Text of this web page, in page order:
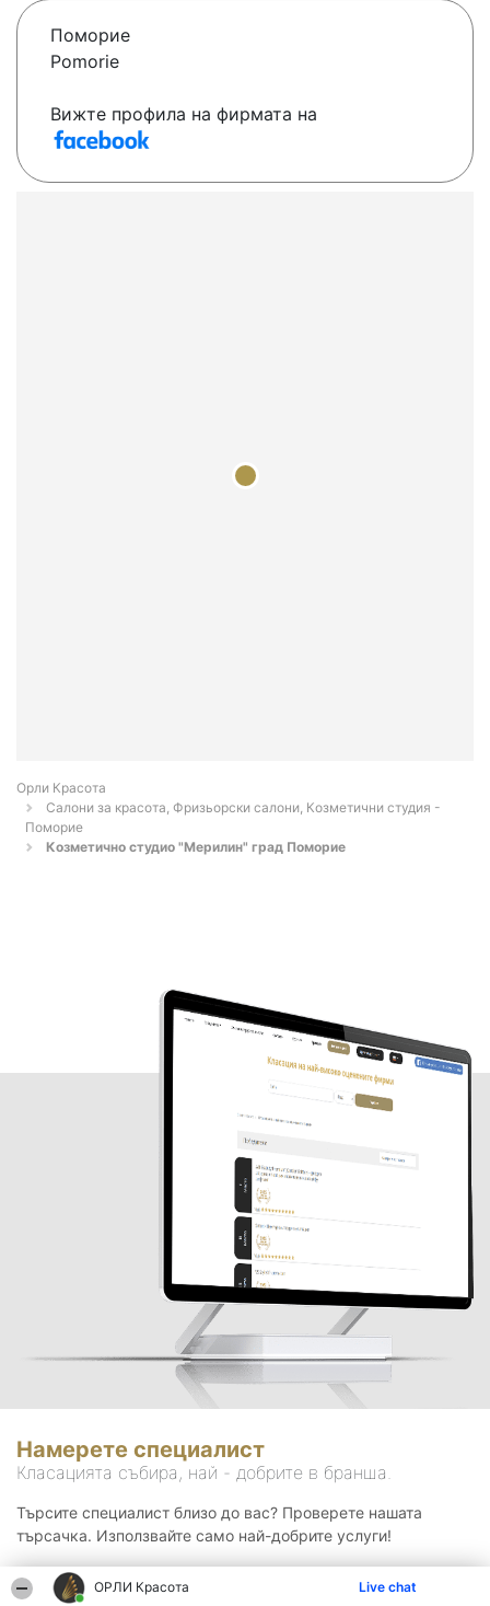
ОРЛИ Красота Live chat
Поморие
Pomorie
Вижте профила на фирмата на
Орли Красота
Салони за красота, Фризьорски салони, Козметични студия -
Поморие
Козметично студио "Мерилин" град Поморие
Намерете специалист
Класацията събира, най - добрите в бранша.
Търсите специалист близо до вас? Проверете нашата
търсачка. Използвайте само най-добрите услуги!